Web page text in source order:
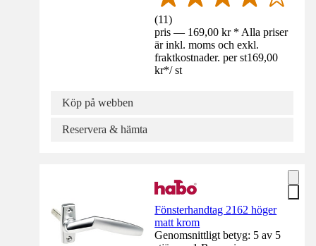
(11)
pris — 169,00 kr * Alla priser
är inkl. moms och exkl.
fraktkostnader. per st169,00
kr*/ st
Köp på webben
Reservera & hämta
Fönsterhandtag 2162 höger
matt krom
Genomsnittligt betyg: 5 av 5